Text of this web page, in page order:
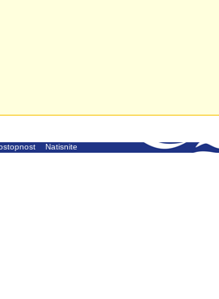
Natisnite